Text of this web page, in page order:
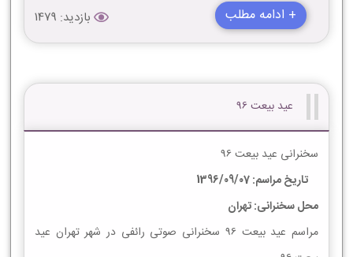
+ ادامه مطلب بازدید: 1479
عید بیعت 96
سخنرانی عید بیعت 96
تاریخ مراسم: 1396/09/07
محل سخنرانی: تهران
مراسم عید بیعت 96 سخنرانی صوتی رائفی در شهر تهران عید